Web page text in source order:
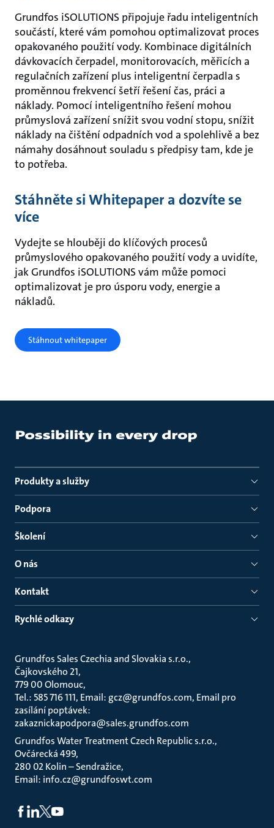
Grundfos iSOLUTIONS připojuje řadu inteligentních
součástí, které vám pomohou optimalizovat proces
opakovaného použití vody. Kombinace digitálních
dávkovacích čerpadel, monitorovacích, měřicích a
regulačních zařízení plus inteligentní čerpadla s
proměnnou frekvencí šetří řešení čas, práci a
náklady. Pomocí inteligentního řešení mohou
průmyslová zařízení snížit svou vodní stopu, snížit
náklady na čištění odpadních vod a spolehlivě a bez
námahy dosáhnout souladu s předpisy tam, kde je
to potřeba.
Stáhněte si Whitepaper a dozvíte se
více
Vydejte se hlouběji do klíčových procesů
průmyslového opakovaného použití vody a uvidíte,
jak Grundfos iSOLUTIONS vám může pomoci
optimalizovat je pro úsporu vody, energie a
nákladů.
Stáhnout whitepaper
Produkty a služby
Podpora
Školení
O nás
Kontakt
Rychlé odkazy
Grundfos Sales Czechia and Slovakia s.r.o.
Čajkovského 21
779 00 Olomouc
Tel.: 585 716 111, Email: gcz@grundfos.com, Email pro
zasílání poptávek:
zakaznickapodpora@sales.grundfos.com
Grundfos Water Treatment Czech Republic s.r.o.
Ovčárecká 499
280 02 Kolin – Sendražice
Email: info.cz@grundfoswt.com